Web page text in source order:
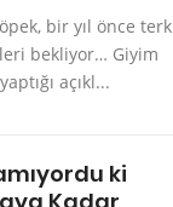
bir yıl önce terk
bekliyor… Giyim
açıkl...
ki